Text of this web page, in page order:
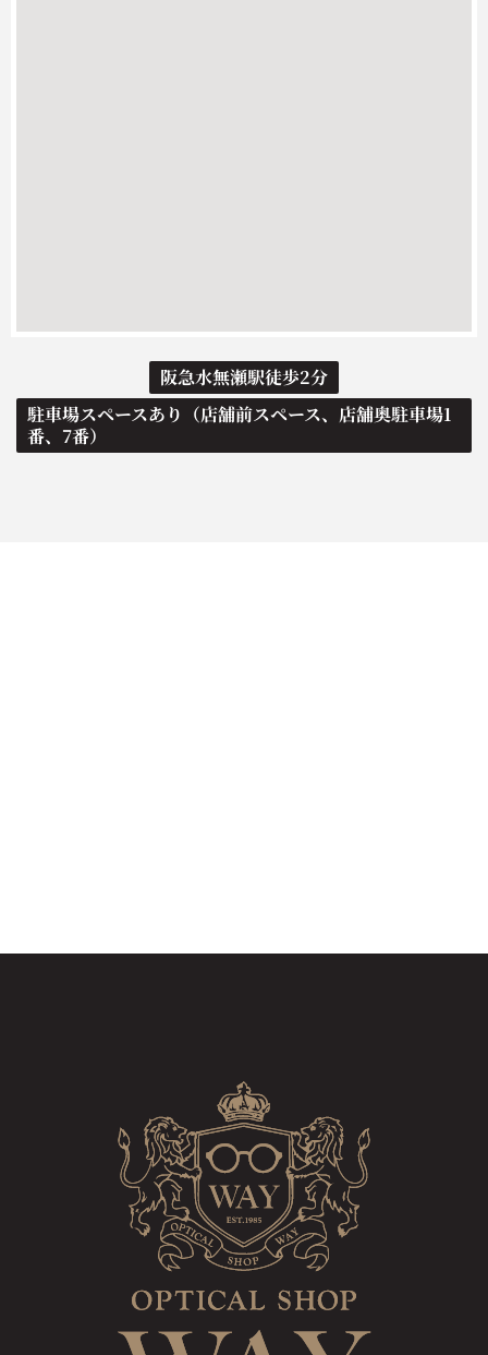
阪急水無瀬駅徒歩2分
駐車場スペースあり（店舗前スペース、店舗奥駐車場1
番、7番）